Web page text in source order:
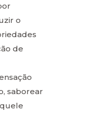
o
de
saborear